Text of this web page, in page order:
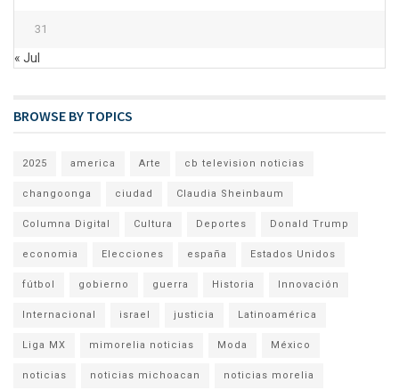
31
« Jul
BROWSE BY TOPICS
2025 america Arte cb television noticias
changoonga ciudad Claudia Sheinbaum
Columna Digital Cultura Deportes Donald Trump
economia Elecciones españa Estados Unidos
fútbol gobierno guerra Historia Innovación
Internacional israel justicia Latinoamérica
Liga MX mimorelia noticias Moda México
noticias noticias michoacan noticias morelia